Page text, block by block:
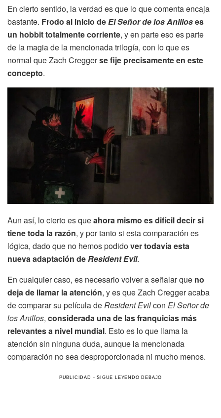
En cierto sentido, la verdad es que lo que comenta encaja
bastante. Frodo al inicio deEl Señor de los Anilloses
un hobbit totalmente corriente, y en parte eso es parte
de la magia de la mencionada trilogía, con lo que es
normal que Zach Creggerse fije precisamente en este
concepto.
Aun así, lo cierto es queahora mismo es difícil decir si
tiene toda la razón, y por tanto si esta comparación es
lógica, dado que no hemos podidover todavía esta
nueva adaptación de Resident Evil.
En cualquier caso, es necesario volver a señalar que no
deja de llamar la atención, y es que Zach Cregger acaba
de comparar su película de Resident Evilcon El Señor de
los Anillos, considerada una de las franquicias más
relevantes a nivel mundial. Esto es lo que llama la
atención sin ninguna duda, aunque la mencionada
comparación no sea desproporcionada ni mucho menos.